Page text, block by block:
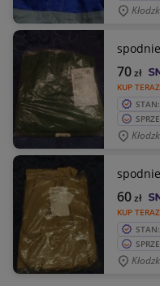
KUP TERAZ
70zł
KUP TERAZ
60zł